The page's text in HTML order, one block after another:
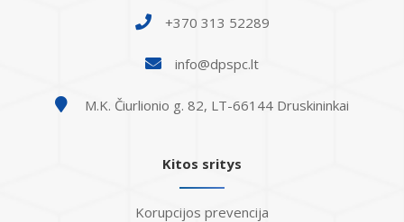
+370 313 52289
info@dpspc.lt
M.K. Čiurlionio g. 82, LT-66144 Druskininkai
Kitos sritys
Korupcijos prevencija